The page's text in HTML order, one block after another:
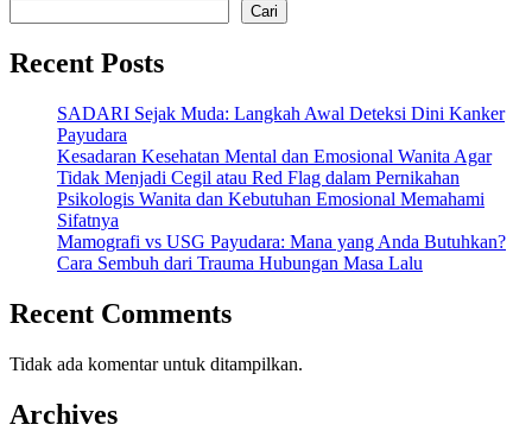
Cari
Recent Posts
SADARI Sejak Muda: Langkah Awal Deteksi Dini Kanker
Payudara
Kesadaran Kesehatan Mental dan Emosional Wanita Agar
Tidak Menjadi Cegil atau Red Flag dalam Pernikahan
Psikologis Wanita dan Kebutuhan Emosional Memahami
Sifatnya
Mamografi vs USG Payudara: Mana yang Anda Butuhkan?
Cara Sembuh dari Trauma Hubungan Masa Lalu
Recent Comments
Tidak ada komentar untuk ditampilkan.
Archives